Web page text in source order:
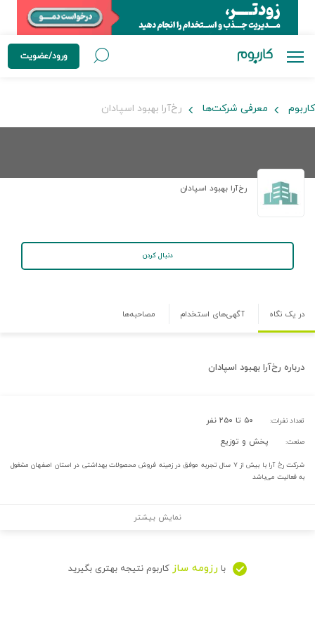
ورود/عضویت
کاربوم معرفی شرکت‌ها رخ‌آرا بهبود اسپادان
رخ‌آرا بهبود اسپادان
دنبال کردن
در یک نگاه آگهی‌های استخدام مصاحبه‌ها
درباره رخ‌آرا بهبود اسپادان
تعداد نفرات: ۵۰ تا ۲۵۰ نفر
صنعت: پخش و توزیع
شرکت رخ آرا با بیش از ۷ سال تجربه موفق در زمینه فروش محصولات بهداشتی در استان اصفهان مشغول
به فعالیت می‌باشد
نمایش بیشتر
با رزومه ساز کاربوم نتیجه بهتری بگیرید